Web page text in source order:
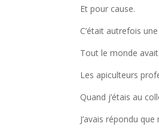
Et pour cause.
C’était autrefois
Tout le monde
Les apiculteurs
Quand j’étais au
J’avais répondu